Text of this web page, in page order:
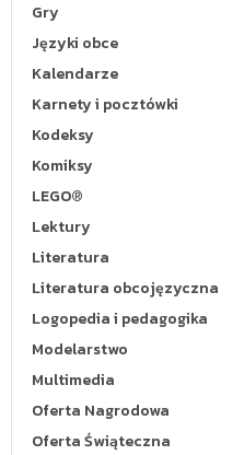
Gry
Języki obce
Kalendarze
Karnety i pocztówki
Kodeksy
Komiksy
LEGO®
Lektury
Literatura
Literatura obcojęzyczna
Logopedia i pedagogika
Modelarstwo
Multimedia
Oferta Nagrodowa
Oferta Świąteczna